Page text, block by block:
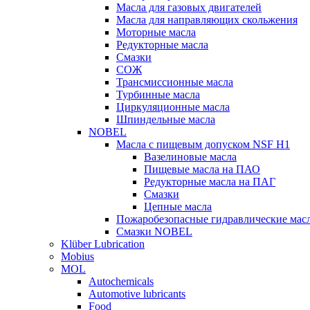
Масла для газовых двигателей
Масла для направляющих скольжения
Моторные масла
Редукторные масла
Смазки
СОЖ
Трансмиссионные масла
Турбинные масла
Циркуляционные масла
Шпиндельные масла
NOBEL
Масла с пищевым допуском NSF H1
Вазелиновые масла
Пищевые масла на ПАО
Редукторные масла на ПАГ
Смазки
Цепные масла
Пожаробезопасные гидравлические
Смазки NOBEL
Klüber Lubrication
Mobius
MOL
Autochemicals
Automotive lubricants
Food